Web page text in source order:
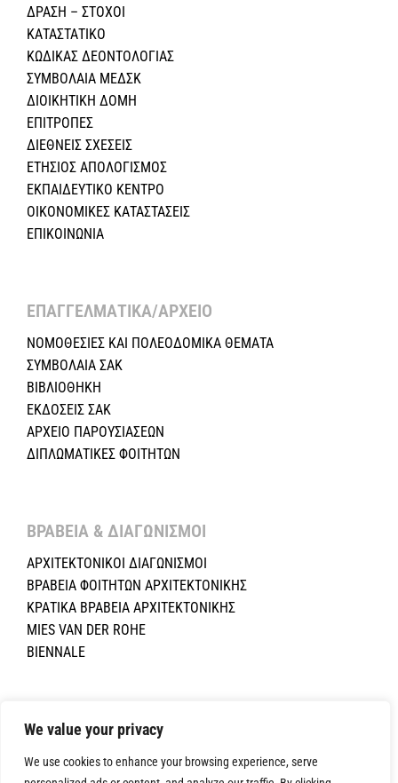
We value your privacy
We use cookies to enhance your browsing experience, serve
ΔΡΑΣΗ – ΣΤΟΧΟΙ
ΚΑΤΑΣΤΑΤΙΚΟ
ΚΩΔΙΚΑΣ ΔΕΟΝΤΟΛΟΓΙΑΣ
ΣΥΜΒΟΛΑΙΑ ΜΕΔΣΚ
ΔΙΟΙΚΗΤΙΚΗ ΔΟΜΗ
ΕΠΙΤΡΟΠΕΣ
ΔΙΕΘΝΕΙΣ ΣΧΕΣEIΣ
ΕΤΗΣΙΟΣ ΑΠΟΛΟΓΙΣΜΟΣ
ΕΚΠΑΙΔΕΥΤΙΚΟ ΚΕΝΤΡΟ
ΟΙΚΟΝΟΜΙΚΕΣ ΚΑΤΑΣΤΑΣΕΙΣ
ΕΠΙΚΟΙΝΩΝΙΑ
ΕΠΑΓΓΕΛΜΑΤΙΚΑ/ΑΡΧΕΙΟ ​
ΝΟΜΟΘΕΣΙΕΣ KAI ΠΟΛΕΟΔΟΜΙΚΑ ΘΕΜΑΤΑ
ΣΥΜΒΟΛΑΙΑ ΣΑΚ
ΒΙΒΛΙΟΘΗΚΗ
ΕΚΔΟΣΕΙΣ ΣΑΚ
ΑΡΧΕΙΟ ΠΑΡΟΥΣΙΑΣΕΩΝ
ΔΙΠΛΩΜΑΤΙΚΕΣ ΦΟΙΤΗΤΩΝ
ΒΡΑΒΕΙΑ & ΔΙΑΓΩΝΙΣΜΟΙ ​
ΑΡΧΙΤΕΚΤΟΝΙΚΟΙ ΔΙΑΓΩΝΙΣΜΟΙ
ΒΡΑΒΕΙΑ ΦΟΙΤΗΤΩΝ ΑΡΧΙΤΕΚΤΟΝΙΚΗΣ
ΚΡΑΤΙΚΑ ΒΡΑΒΕΙΑ ΑΡΧΙΤΕΚΤΟΝΙΚΗΣ
MIES VAN DER ROHE
BIENNALE
Reserved. Powered byNETinfo Plc